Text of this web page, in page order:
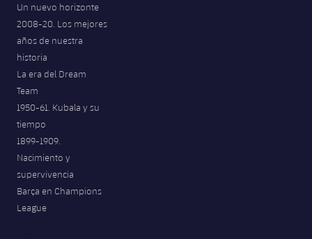
Resultados
Clasificaciones
Fotos
Voleibol femenino
Carnet de las Secciones Amateurs
League of Legends
Un nuevo horizonte
2008-20. Los mejores
años de nuestra
historia
La era del Dream
Team
1950-61. Kubala y su
tiempo
1899-1909.
Nacimiento y
supervivencia
Barça en Champions
League